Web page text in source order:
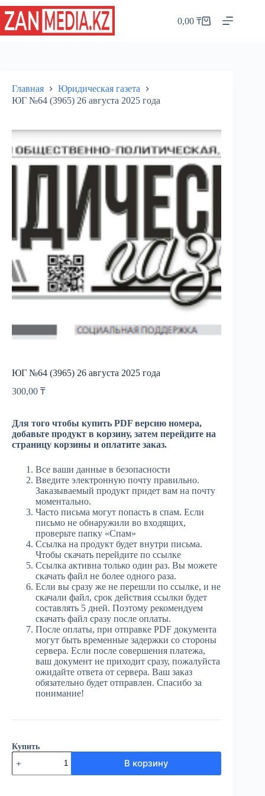
Перейти
сути
Корзина
0,00₸
Главная
Юридическая газета
ЮГ №64 (3965) 26 августа 2025 года
ЮГ №64 (3965) 26 августа 2025 года
300,00 ₸
Для того чтобы купить PDF версию номера,
добавьте продукт в корзину, затем перейдите на
страницу корзины и оплатите заказ.
Все ваши данные в безопасности
Введите электронную почту правильно.
Заказываемый продукт придет вам на почту
моментально.
Часто письма могут попасть в спам. Если
письмо не обнаружили во входящих,
проверьте папку «Спам»
Ссылка на продукт будет внутри письма.
Чтобы скачать перейдите по ссылке
Ссылка активна только один раз. Вы можете
скачать файл не более одного раза.
Если вы сразу же не перешли по ссылке, и не
скачали файл, срок действия ссылки будет
составлять 5 дней. Поэтому рекомендуем
скачать файл сразу после оплаты.
После оплаты, при отправке PDF документа
могут быть временные задержки со стороны
сервера. Если после совершения платежа,
ваш документ не приходит сразу, пожалуйста
ожидайте ответа от сервера. Ваш заказ
обязательно будет отправлен. Спасибо за
понимание!
Купить
Количество
товара
ЮГ
В корзину